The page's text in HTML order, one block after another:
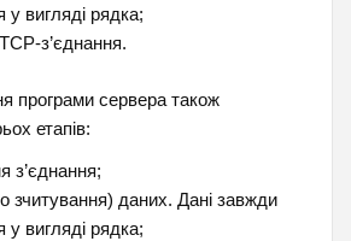
у вигляді рядка;
з’єднання.
програми сервера також
етапів:
з’єднання;
зчитування) даних. Дані завжди
у вигляді рядка;